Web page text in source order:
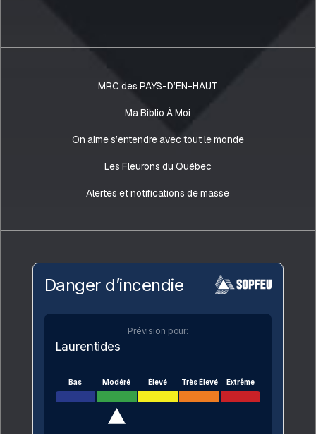
MRC des PAYS-D’EN-HAUT
Ma Biblio À Moi
On aime s’entendre avec tout le monde
Les Fleurons du Québec
Alertes et notifications de masse
Danger d’incendie
Prévision pour:
Laurentides
Bas Modéré Élevé Très Élevé Extrême